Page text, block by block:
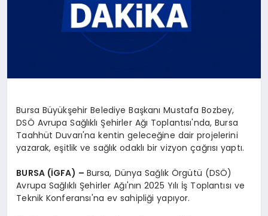
Bursa Büyükşehir Belediye Başkanı Mustafa Bozbey,
DSÖ Avrupa Sağlıklı Şehirler Ağı Toplantısı'nda, Bursa
Taahhüt Duvarı'na kentin geleceğine dair projelerini
yazarak, eşitlik ve sağlık odaklı bir vizyon çağrısı yaptı.
BURSA (İGFA) – Bursa, Dünya Sağlık Örgütü (DSÖ)
Avrupa Sağlıklı Şehirler Ağı'nın 2025 Yılı İş Toplantısı ve
Teknik Konferansı'na ev sahipliği yapıyor.